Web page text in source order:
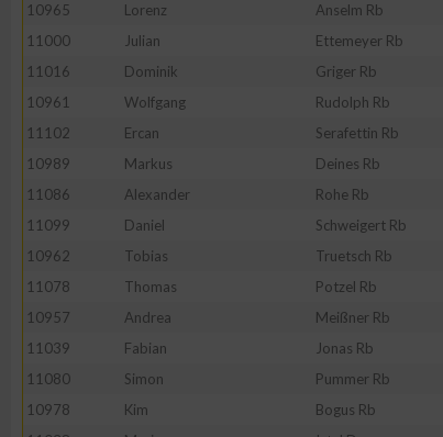
10965
Lorenz Anselm Rb
11000
Julian Ettemeyer Rb
11016
Dominik Griger Rb
10961
Wolfgang Rudolph Rb
11102
Ercan Serafettin Rb
10989
Markus Deines Rb
11086
Alexander Rohe Rb
11099
Daniel Schweigert Rb
10962
Tobias Truetsch Rb
11078
Thomas Potzel Rb
10957
Andrea Meißner Rb
11039
Fabian Jonas Rb
11080
Simon Pummer Rb
10978
Kim Bogus Rb